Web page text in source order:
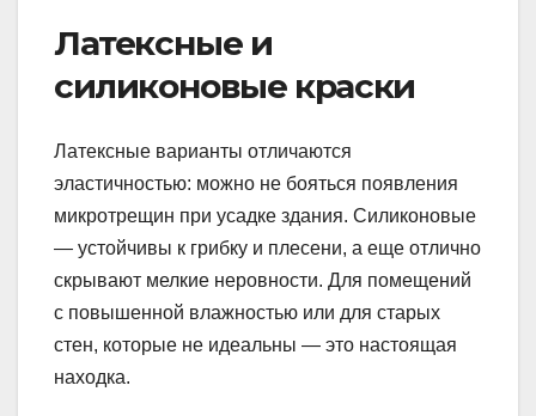
Латексные и
силиконовые краски
Латексные варианты отличаются
эластичностью: можно не бояться появления
микротрещин при усадке здания. Силиконовые
— устойчивы к грибку и плесени, а еще отлично
скрывают мелкие неровности. Для помещений
с повышенной влажностью или для старых
стен, которые не идеальны — это настоящая
находка.